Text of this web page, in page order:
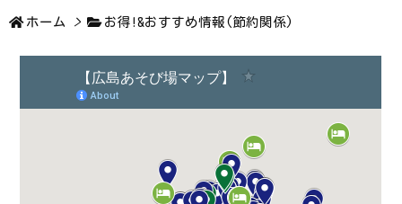
ホーム > お得!&おすすめ情報(節約関係)